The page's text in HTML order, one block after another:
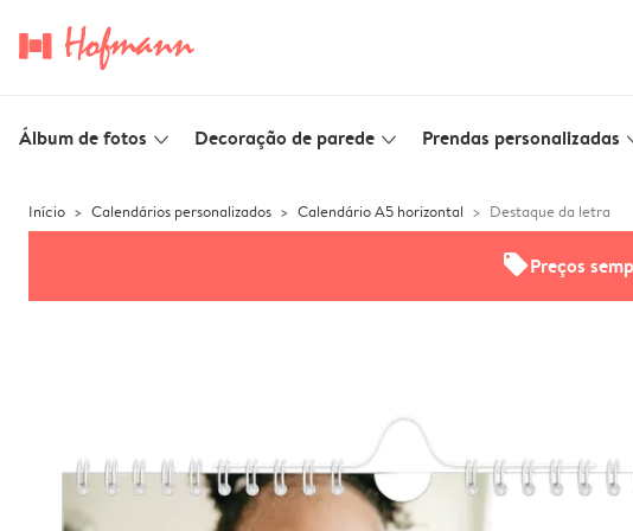
Álbum de fotos slim_arrow_down Decoração de parede slim_arrow_down Prendas personalizadas
Início Calendários personalizados Calendário A5 horizontal Destaque da letra
offersPreços